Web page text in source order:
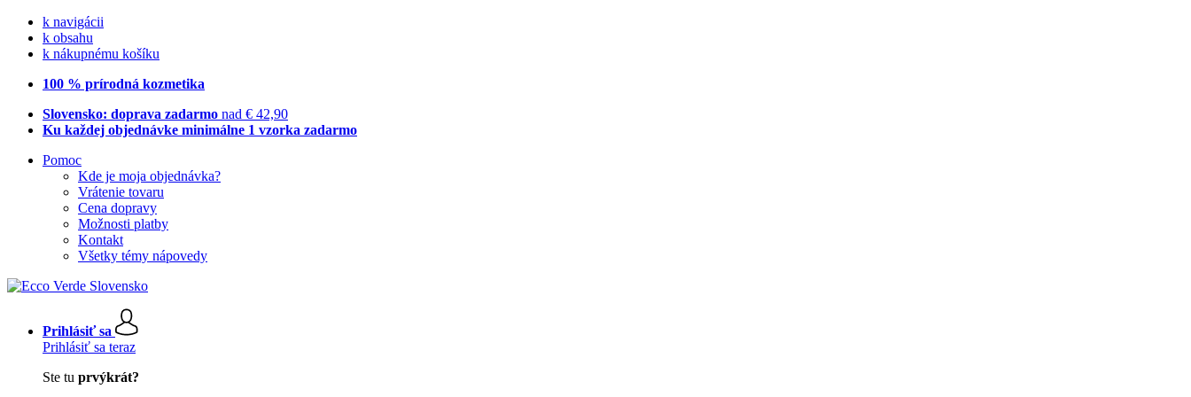
k navigácii
k obsahu
k nákupnému košíku
100 % prírodná kozmetika
Slovensko: doprava zadarmo nad € 42,90
Ku každej objednávke minimálne 1 vzorka zadarmo
Pomoc
Kde je moja objednávka?
Vrátenie tovaru
Cena dopravy
Možnosti platby
Kontakt
Všetky témy nápovedy
Prihlásiť sa
Prihlásiť sa teraz
Ste tu prvýkrát?